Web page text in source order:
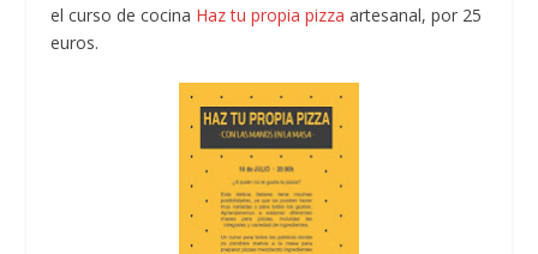
el curso de cocina Haz tu propia pizzaartesanal, por 25
euros.